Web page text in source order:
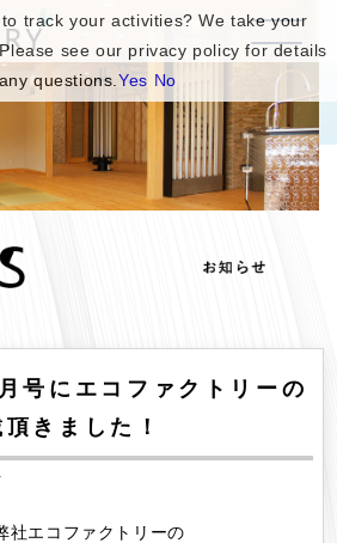
号にエコファクトリーの
きました！
社エコファクトリーの
track your activities? We take your
see our privacy policy for details
questions.Yes No